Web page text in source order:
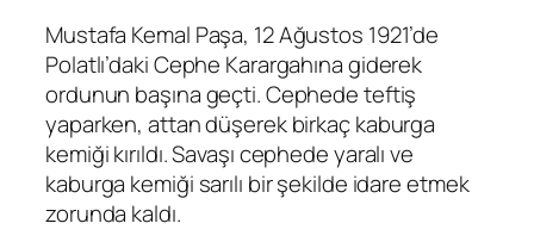
Mustafa Kemal Paşa, 12 Ağustos 1921’de
Polatlı’daki Cephe Karargahına giderek
ordunun başına geçti. Cephede teftiş
yaparken, attan düşerek birkaç kaburga
kemiği kırıldı. Savaşı cephede yaralı ve
kaburga kemiği sarılı bir şekilde idare etmek
zorunda kaldı.